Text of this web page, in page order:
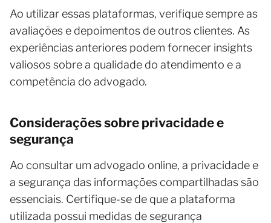
Ao utilizar essas plataformas, verifique sempre as
avaliações e depoimentos de outros clientes. As
experiências anteriores podem fornecer insights
valiosos sobre a qualidade do atendimento e a
competência do advogado.
Considerações sobre privacidade e
segurança
Ao consultar um advogado online, a privacidade e
a segurança das informações compartilhadas são
essenciais. Certifique-se de que a plataforma
utilizada possui medidas de segurança